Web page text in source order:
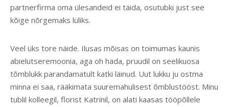
partnerfirma oma ülesandeid ei täida, osutubki just see
kõige nõrgemaks lüliks.
Veel üks tore näide. Ilusas mõisas on toimumas kaunis
abielutseremoonia, aga oh häda, pruudil on seelikuosa
tõmblukk parandamatult katki läinud. Uut lukku ju ostma
minna ei saa, rääkimata suuremahulisest õmblustööst. Minu
tublil kolleegil, florist Katrinil, on alati kaasas tööpõllele